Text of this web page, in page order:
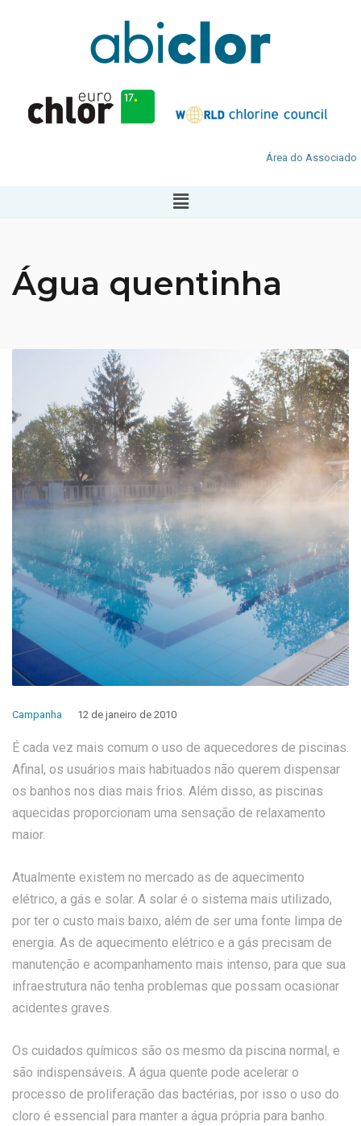
Área do Associado
Água quentinha
Campanha 12 de janeiro de 2010
É cada vez mais comum o uso de aquecedores de piscinas.
Afinal, os usuários mais habituados não querem dispensar
os banhos nos dias mais frios. Além disso, as piscinas
aquecidas proporcionam uma sensação de relaxamento
maior.
Atualmente existem no mercado as de aquecimento
elétrico, a gás e solar. A solar é o sistema mais utilizado,
por ter o custo mais baixo, além de ser uma fonte limpa de
energia. As de aquecimento elétrico e a gás precisam de
manutenção e acompanhamento mais intenso, para que sua
infraestrutura não tenha problemas que possam ocasionar
acidentes graves.
Os cuidados químicos são os mesmo da piscina normal, e
são indispensáveis. A água quente pode acelerar o
processo de proliferação das bactérias, por isso o uso do
cloro é essencial para manter a água própria para banho.